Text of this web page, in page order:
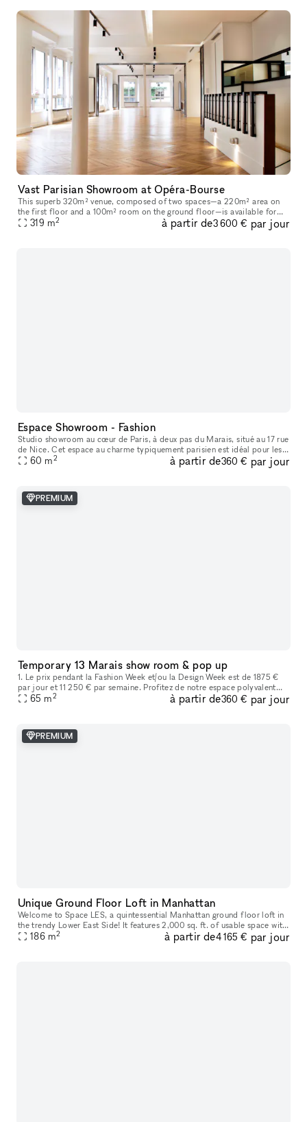
Vast Parisian Showroom at Opéra-Bourse
This superb 320m² venue, composed of two spaces—a 220m² area on
the first floor and a 100m² room on the ground floor—is available for
short-term rental to host your Showrooms, Pop-Up Stores, Temporar
319 m2 à partir de3 600 € par jour
Espace Showroom - Fashion
Studio showroom au cœur de Paris, à deux pas du Marais, situé au 17 rue
de Nice. Cet espace au charme typiquement parisien est idéal pour les
showrooms, présentations de collections, pop-ups et événe
60 m2 à partir de360 € par jour
PREMIUM
Temporary 13 Marais show room & pop up
1. Le prix pendant la Fashion Week et/ou la Design Week est de 1875 €
par jour et 11 250 € par semaine. Profitez de notre espace polyvalent
idéal pour les showrooms de mode, les produits de luxe, les
65 m2 à partir de360 € par jour
PREMIUM
Unique Ground Floor Loft in Manhattan
Welcome to Space LES, a quintessential Manhattan ground floor loft in
the trendy Lower East Side! It features 2,000 sq. ft. of usable space with
a comfortable capacity of 125 people, 11 ft ceiling, a
186 m2 à partir de4 165 € par jour